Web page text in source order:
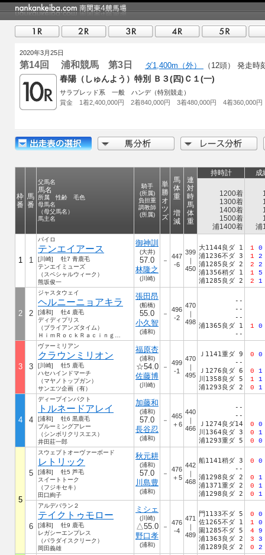
2020年3月25日
第14回 浦和競馬 第3日 ダ1,400m（外） （12頭） 発走時
春陽（しゅんよう）特別 Ｂ３(四)Ｃ１(一)
サラブレッド系 一般 ハンデ（特別競走）
賞金 1着2,400,000円 2着840,000円 3着480,000円 4着360,000円
枠
番
馬
番
父馬名
馬名
所属 性齢 毛色
母馬名
（母父馬名）
馬主名
騎手
(所属)
負担重
調教師
(所属)
単
勝
オ
ツ
ズ
馬
体
重
増
減
連
対
時
馬
体
重
持時計 成
1200着
1300着
1400着
1500着
浦1400着
浦
1 1
パイロ
テンエイアース
[川崎] 牡7 青鹿毛
テンエイミューズ
（スペシャルウィーク）
熊坂俊一
御神訓
(大井)
57.0
林隆之
(川崎)
－
447
-6
399
｜
450
大1144良ダ 1
浦1236不ダ 3
浦1285良ダ 2
浦1356稍ダ 1
浦1285良ダ 2
1 0
1 2
2 2
1 5
2 1
2 2
ジャスタウェイ
ヘルニーニョアキラ
[浦和] 牡4 鹿毛
ディディプリス
（ブライアンズタイム）
張田昂
(船橋)
55.0
小久智
(浦和)
－
496
-2
470
｜
498
--
--
--
浦1365良ダ 1
--
1 0
3 3
ヴァーミリアン
クラウンミリオン
[川崎] 牡5 鹿毛
ハセハインドマーチ
（マヤノトップガン）
サンエツ企画（有）
福原杏
(浦和)
☆54.0
佐藤博
(川崎)
－
499
-1
470
｜
495
Ｊ1141重ダ 9
--
Ｊ1276良ダ 6
川1358良ダ 5
浦1293良ダ 2
0 0
0 1
1 1
0 1
4 4
ディープインパクト
トルネードアレイ
[浦和] 牡6 黒鹿毛
ブルーミングアレー
（シンボリクリスエス）
井田莊一郎
加藤和
(浦和)
57.0
長谷忍
(浦和)
－
465
＋6
440
｜
466
--
--
Ｊ1274良ダ14
川1364良ダ 3
浦1293重ダ 5
0 0
0 1
0 0
5
5
スウェプトオーヴァーボード
レトリック
[浦和] 牡5 芦毛
スイートトーク
（フジキセキ）
田口絢子
秋元耕
(浦和)
57.0
川島豊
(浦和)
－
476
＋5
442
｜
468
船1141稍ダ 3
--
浦1298良ダ 2
浦1371重ダ 2
浦1298良ダ 2
0 0
0 1
0 1
0 1
6
アルデバラン２
テイクトゥモロー
[浦和] 牡9 鹿毛
レガシーエンプレス
（パラダイスクリーク）
岡田義雄
ミシェ
(川崎)
△55.0
野口孝
(浦和)
－
476
-4
471
｜
489
門1133不ダ 5
佐1265不ダ 1
園1285不ダ 5
浦1363良ダ 2
浦1289良ダ 2
0 0
1 0
4 9
3 3
0 2